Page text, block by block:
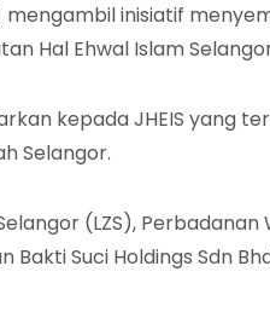
mengambil inisiatif
Ehwal Islam
kepada JHEIS yang
Selangor.
(LZS), Perbadanan
Bakti Suci Holdings Sdn